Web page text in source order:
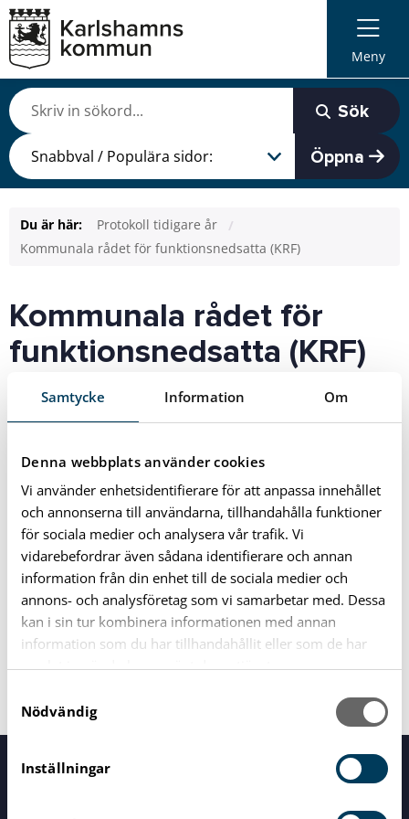
Samtycke Information Om
Denna webbplats använder cookies
Vi använder enhetsidentifierare för att anpassa innehållet
och annonserna till användarna, tillhandahålla funktioner
för sociala medier och analysera vår trafik. Vi
vidarebefordrar även sådana identifierare och annan
information från din enhet till de sociala medier och
annons- och analysföretag som vi samarbetar med. Dessa
kan i sin tur kombinera informationen med annan
information som du har tillhandahållit eller som de har
samlat in när du har använt deras tjänster.
m
Nödvändig
Inställningar
Meny
Sök
Öppna
Du är här:
Protokoll tidigare år
Kommunala rådet för funktionsnedsatta (KRF)
Kommunala rådet för
funktionsnedsatta (KRF)
Läs mer
Protokoll KRF 2018
Protokoll KRF 2019
Servicecenter Vid alla dina frågor